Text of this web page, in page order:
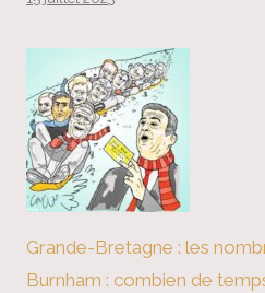
Grande-Bretagne : les
Burnham : combien de